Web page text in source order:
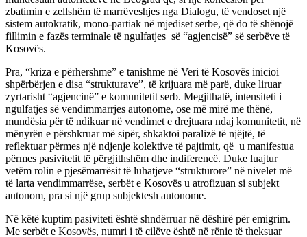
zbatimin e zellshëm të marrëveshjes nga Dialogu, të vendoset një
sistem autokratik, mono-partiak në mjediset serbe, që do të shënojë
fillimin e fazës terminale të ngulfatjes së “agjencisë” së serbëve të
Kosovës.
Pra, “kriza e përhershme” e tanishme në Veri të Kosovës inicioi
shpërbërjen e disa “strukturave”, të krijuara më parë, duke liruar
zyrtarisht “agjencinë” e komunitetit serb. Megjithatë, intensiteti i
ngulfatjes së vendimmarrjes autonome, ose më mirë me thënë,
mundësia për të ndikuar në vendimet e drejtuara ndaj komunitetit, në
mënyrën e përshkruar më sipër, shkaktoi paralizë të njëjtë, të
reflektuar përmes një ndjenje kolektive të pajtimit, që u manifestua
përmes pasivitetit të përgjithshëm dhe indiferencë. Duke luajtur
vetëm rolin e pjesëmarrësit të luhatjeve “strukturore” në nivelet më
të larta vendimmarrëse, serbët e Kosovës u atrofizuan si subjekt
autonom, pra si një grup subjektesh autonome.
Në këtë kuptim pasiviteti është shndërruar në dëshirë për emigrim.
Me serbët e Kosovës, numri i të cilëve është në rënie të theksuar